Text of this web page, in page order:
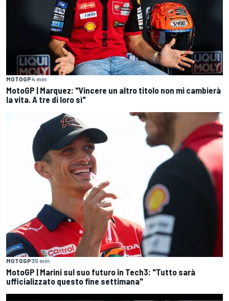
MOTOGP4 min
MotoGP | Marquez: "Vincere un altro titolo non mi cambierà
la vita. A tre di loro sì"
MOTOGP35 min
MotoGP | Marini sul suo futuro in Tech3: "Tutto sarà
ufficializzato questo fine settimana"